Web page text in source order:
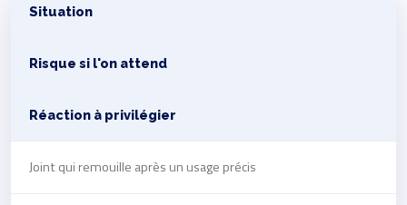
Situation
Risque si l'on attend
Réaction à privilégier
Joint qui remouille après un usage précis